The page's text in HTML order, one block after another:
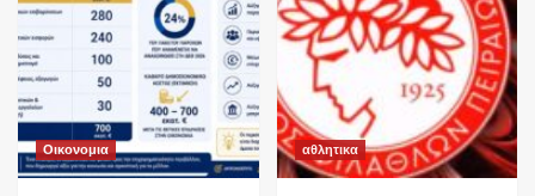
Οικονομια αθλητικα